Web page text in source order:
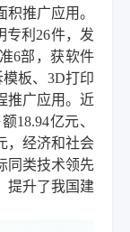
推广应用。
专利26件，发
6部，获软件
板、3D打印
推广应用。近
18.94亿元、
，经济和社会
同类技术领先
提升了我国建